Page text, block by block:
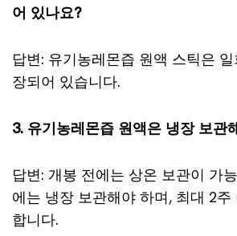
어 있나요?
답변: 유기농레몬즙 원액 스틱은
장되어 있습니다.
3. 유기농레몬즙 원액은 냉장 보관
답변: 개봉 전에는 상온 보관이 가
에는 냉장 보관해야 하며, 최대 2
합니다.